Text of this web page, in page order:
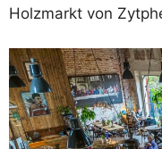
Holzmarkt von